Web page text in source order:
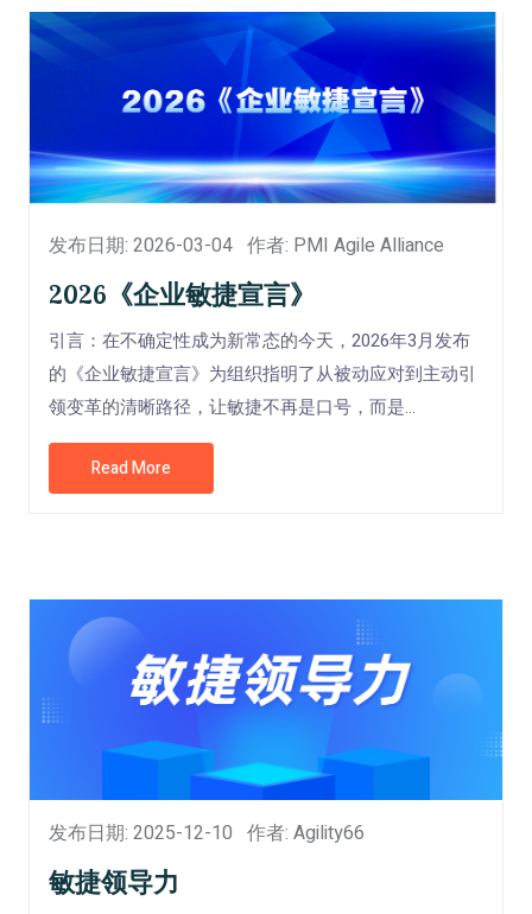
发布日期: 2026-03-04 作者: PMI Agile Alliance
2026《企业敏捷宣言》
引言：在不确定性成为新常态的今天，2026年3月发布
的《企业敏捷宣言》为组织指明了从被动应对到主动引
领变革的清晰路径，让敏捷不再是口号，而是...
Read More
发布日期: 2025-12-10 作者: Agility66
敏捷领导力